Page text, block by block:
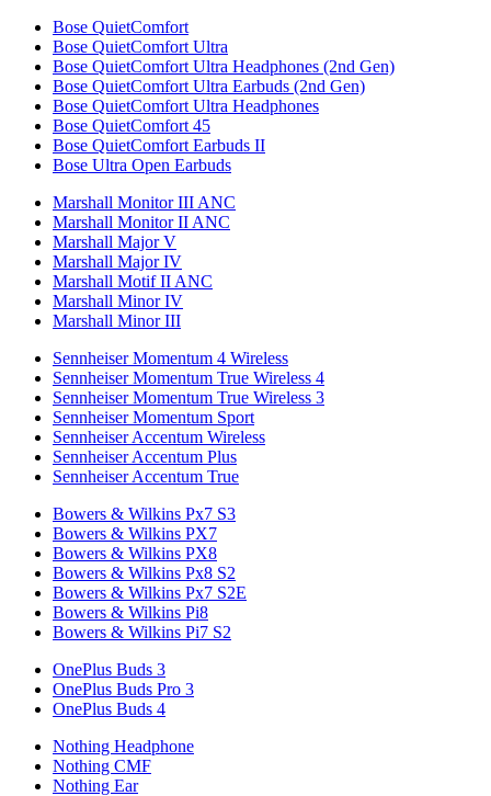
Bose QuietComfort
Bose QuietComfort Ultra
Bose QuietComfort Ultra Headphones (2nd Gen)
Bose QuietComfort Ultra Earbuds (2nd Gen)
Bose QuietComfort Ultra Headphones
Bose QuietComfort 45
Bose QuietComfort Earbuds II
Bose Ultra Open Earbuds
Marshall Monitor III ANC
Marshall Monitor II ANC
Marshall Major V
Marshall Major IV
Marshall Motif II ANC
Marshall Minor IV
Marshall Minor III
Sennheiser Momentum 4 Wireless
Sennheiser Momentum True Wireless 4
Sennheiser Momentum True Wireless 3
Sennheiser Momentum Sport
Sennheiser Accentum Wireless
Sennheiser Accentum Plus
Sennheiser Accentum True
Bowers & Wilkins Px7 S3
Bowers & Wilkins PX7
Bowers & Wilkins PX8
Bowers & Wilkins Px8 S2
Bowers & Wilkins Px7 S2E
Bowers & Wilkins Pi8
Bowers & Wilkins Pi7 S2
OnePlus Buds 3
OnePlus Buds Pro 3
OnePlus Buds 4
Nothing Headphone
Nothing CMF
Nothing Ear